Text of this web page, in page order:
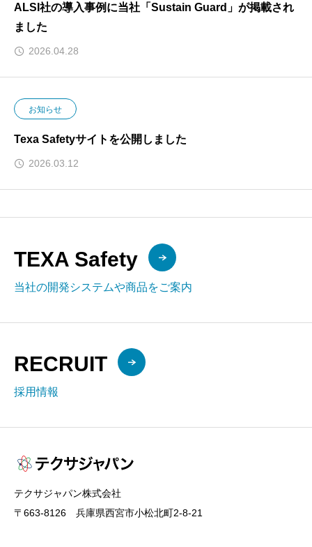
ALSI社の導入事例に当社「Sustain Guard」が掲載され
ました
2026.04.28
お知らせ
Texa Safetyサイトを公開しました
2026.03.12
TEXA Safety
当社の開発システムや商品をご案内
RECRUIT
採用情報
テクサジャパン株式会社
〒663-8126 兵庫県西宮市小松北町2-8-21